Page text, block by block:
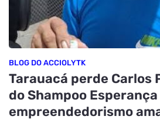
BLOG DO ACCIOLYTK
Tarauacá perde Carlos
do Shampoo
empreendedorismo